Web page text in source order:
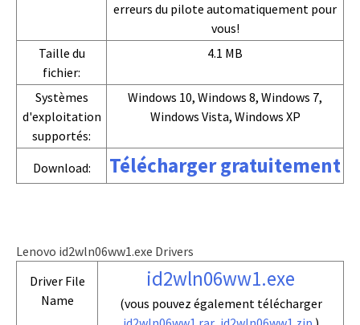
erreurs du pilote automatiquement pour
vous!
Taille du
fichier:
4.1 MB
Systèmes
d'exploitation
supportés:
Windows 10, Windows 8, Windows 7,
Windows Vista, Windows XP
Download: Télécharger gratuitement
Lenovo id2wln06ww1.exe Drivers
Driver File
Name
id2wln06ww1.exe
(vous pouvez également télécharger